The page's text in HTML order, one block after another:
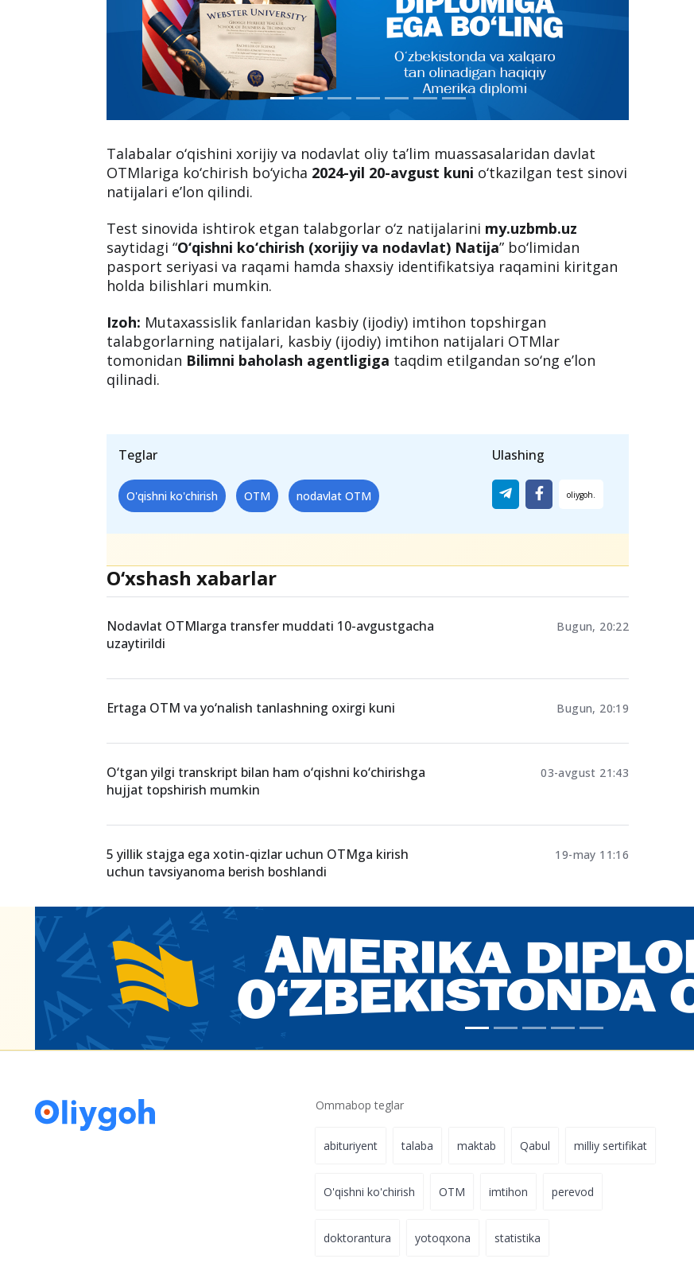
Talabalar o‘qishini xorijiy va nodavlat oliy ta’lim muassasalaridan davlat
OTMlariga ko‘chirish bo‘yicha 2024-yil 20-avgust kuni o‘tkazilgan test sinovi
natijalari e’lon qilindi.
Test sinovida ishtirok etgan talabgorlar o‘z natijalarini my.uzbmb.uz
saytidagi “O‘qishni ko‘chirish (xorijiy va nodavlat) Natija” bo‘limidan
pasport seriyasi va raqami hamda shaxsiy identifikatsiya raqamini kiritgan
holda bilishlari mumkin.
Izoh: Mutaxassislik fanlaridan kasbiy (ijodiy) imtihon topshirgan
talabgorlarning natijalari, kasbiy (ijodiy) imtihon natijalari OTMlar
tomonidan Bilimni baholash agentligiga taqdim etilgandan so‘ng e’lon
qilinadi.
Teglar
O'qishni ko'chirish OTM nodavlat OTM
Ulashing
O‘xshash xabarlar
Nodavlat OTMlarga transfer muddati 10-avgustgacha
uzaytirildi
Bugun, 20:22
Ertaga OTM va yo‘nalish tanlashning oxirgi kuni Bugun, 20:19
O‘tgan yilgi transkript bilan ham o‘qishni ko‘chirishga
hujjat topshirish mumkin
03-avgust 21:43
5 yillik stajga ega xotin-qizlar uchun OTMga kirish
uchun tavsiyanoma berish boshlandi
19-may 11:16
Ommabop teglar
abituriyent talaba maktab Qabul milliy sertifikat
O'qishni ko'chirish OTM imtihon perevod
doktorantura yotoqxona statistika